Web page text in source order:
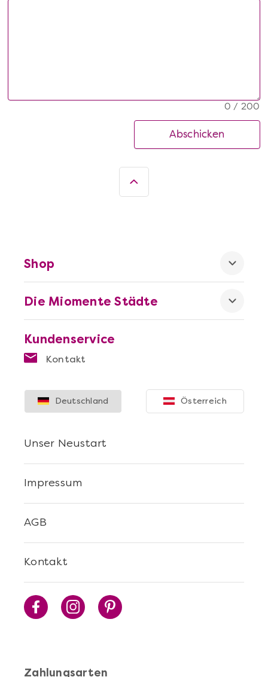
0 / 200
Abschicken
Kundenservice
Kontakt
Die Miomente Städte
Shop
Zahlungsarten
Kontakt
AGB
Impressum
Unser Neustart
Deutschland Österreich